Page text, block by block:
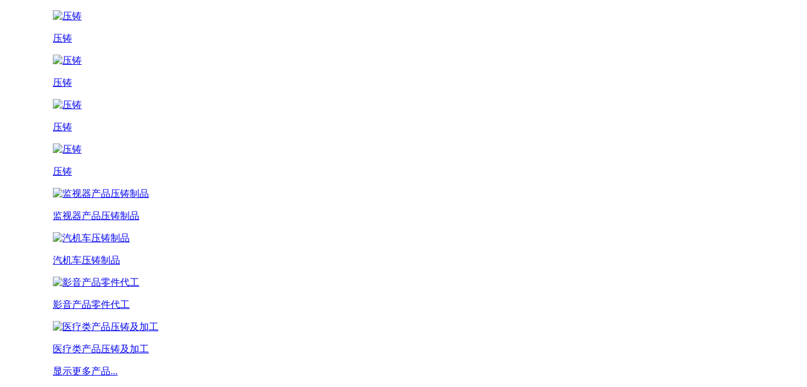
压铸
压铸
压铸
压铸
监视器产品压铸制品
汽机车压铸制品
影音产品零件代工
医疗类产品压铸及加工
显示更多产品...